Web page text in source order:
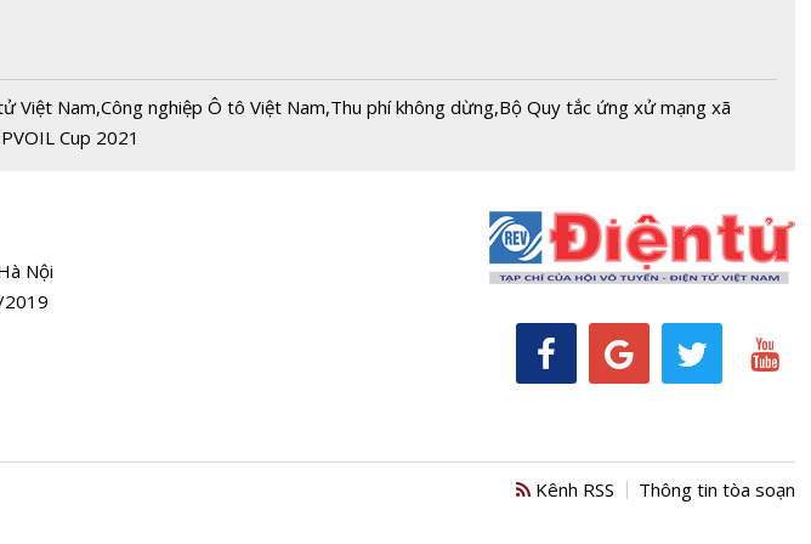
Việt Nam,Công nghiệp Ô tô Việt Nam,Thu phí không dừng,Bộ Quy tắc ứng xử mạng xã
PVOIL Cup 2021
Nội
Kênh RSS Thông tin tòa soạn